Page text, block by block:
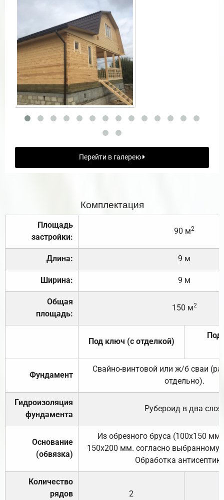
Перейти в галерею
Комплектация
Площадь
застройки:
90 м2
Длина: 9 м
Ширина: 9 м
Общая
площадь:
150 м2
Под ключ (с отделкой)
Под
Фундамент
Свайно-винтовой или ж/б сваи
отдельно).
Гидроизоляция
фундамента
Рубероид в два слоя.
Основание
(обвязка)
Из обрезного бруса (100х150
150х200 мм. согласно выбранному
Обработка
Количество
рядов
2